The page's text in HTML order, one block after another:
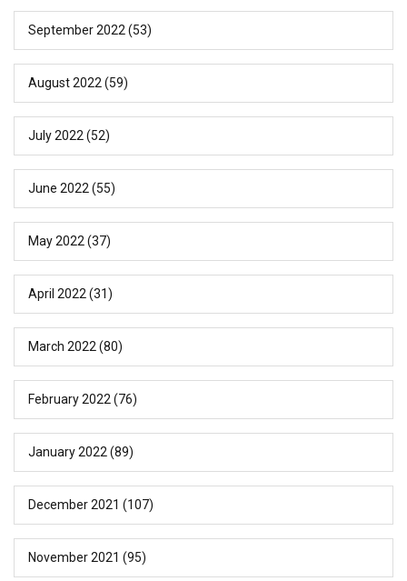
September 2022(53)
August 2022(59)
July 2022(52)
June 2022(55)
May 2022(37)
April 2022(31)
March 2022(80)
February 2022(76)
January 2022(89)
December 2021 (107)
November 2021 (95)